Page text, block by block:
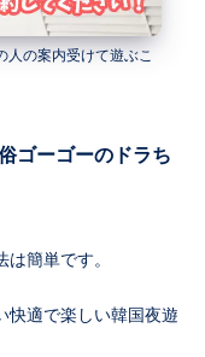
人の案内受けて遊ぶこ
ゴーゴーのドラち
簡単です。
快適で楽しい韓国夜遊